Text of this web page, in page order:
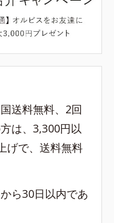
送料無料、2回
は、3,300円以
げで、送料無料
ら30日以内であ